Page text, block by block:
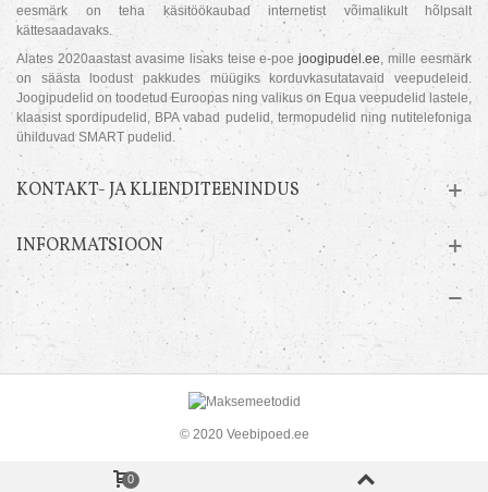
eesmärk on teha käsitöökaubad internetist võimalikult hõlpsalt
kättesaadavaks.
Alates 2020aastast avasime lisaks teise e-poejoogipudel.ee , mille eesmärk
on säästa loodust pakkudes müügiks korduvkasutatavaid veepudeleid.
Joogipudelid on toodetud Euroopas ning valikus on Equa veepudelid lastele,
klaasist spordipudelid, BPA vabad pudelid, termopudelid ning nutitelefoniga
ühilduvad SMART pudelid.
KONTAKT- JA KLIENDITEENINDUS
INFORMATSIOON
© 2020 Veebipoed.ee
0